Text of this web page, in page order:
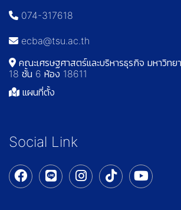
074-317618
ecba@tsu.ac.th
คณะเศรษฐศาสตร์และบริหารธุรกิจ มหาวิท
18 ชั้น 6 ห้อง 18611
แผนที่ตั้ง
Social Link